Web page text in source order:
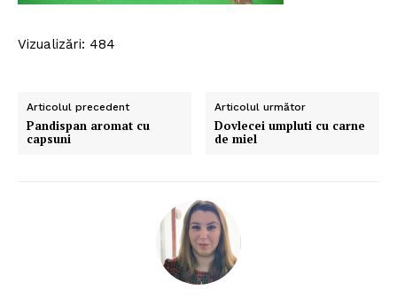
Politica de Confidențialitate
Contact
Vizualizări: 484
Articolul precedent
Pandispan aromat cu
capsuni
Articolul următor
Dovlecei umpluti cu carne
de miel